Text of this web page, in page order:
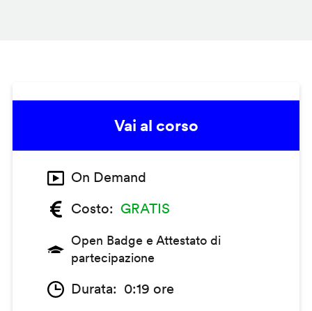
Vai al corso
On Demand
Costo
GRATIS
Open Badge e Attestato di
partecipazione
Durata 0:19 ore